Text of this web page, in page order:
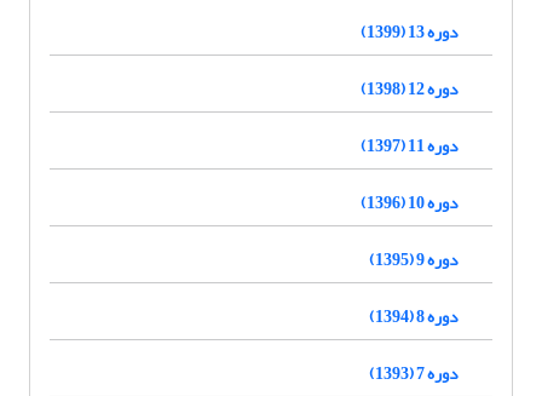
دوره 13 (1399)
دوره 12 (1398)
دوره 11 (1397)
دوره 10 (1396)
دوره 9 (1395)
دوره 8 (1394)
دوره 7 (1393)